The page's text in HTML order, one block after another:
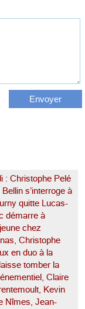
: Christophe Pelé
s’interroge à
quitte Lucas-
démarre à
chez
Christophe
en duo à la
tomber la
Claire
Kevin
Nîmes, Jean-